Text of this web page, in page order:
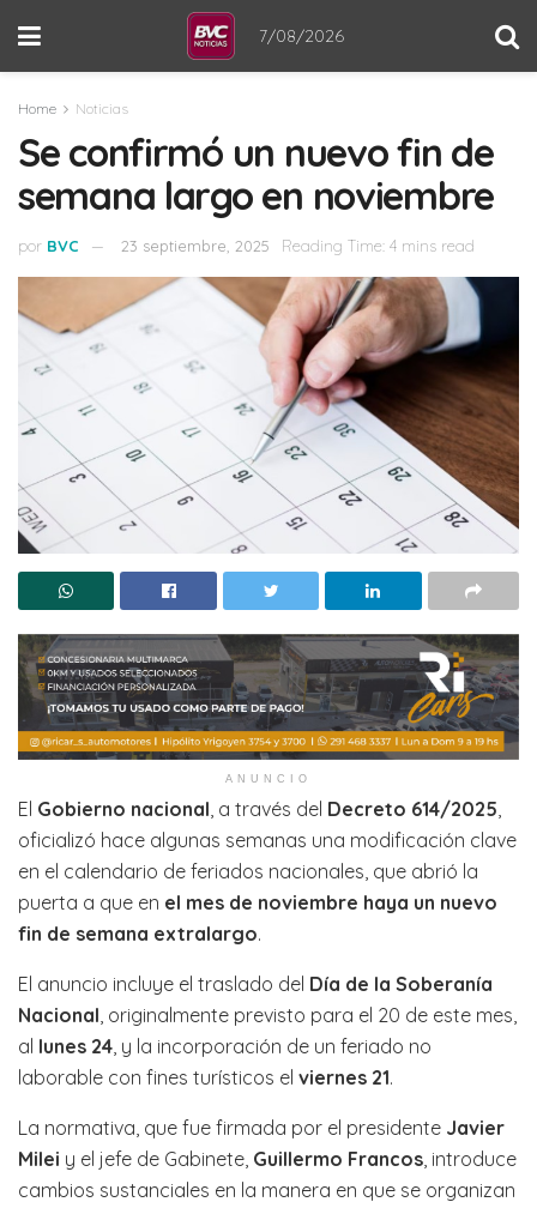
7/08/2026
Home Noticias
Se confirmó un nuevo fin de
semana largo en noviembre
por BVC 23 septiembre, 2025 Reading Time: 4 mins read
ANUNCIO
El Gobierno nacional, a través del Decreto 614/2025,
oficializó hace algunas semanas una modificación clave
en el calendario de feriados nacionales, que abrió la
puerta a que en el mes de noviembre haya un nuevo
fin de semana extralargo.
El anuncio incluye el traslado del Día de la Soberanía
Nacional, originalmente previsto para el 20 de este mes,
al lunes 24, y la incorporación de un feriado no
laborable con fines turísticos el viernes 21.
La normativa, que fue firmada por el presidente Javier
Milei y el jefe de Gabinete, Guillermo Francos, introduce
cambios sustanciales en la manera en que se organizan